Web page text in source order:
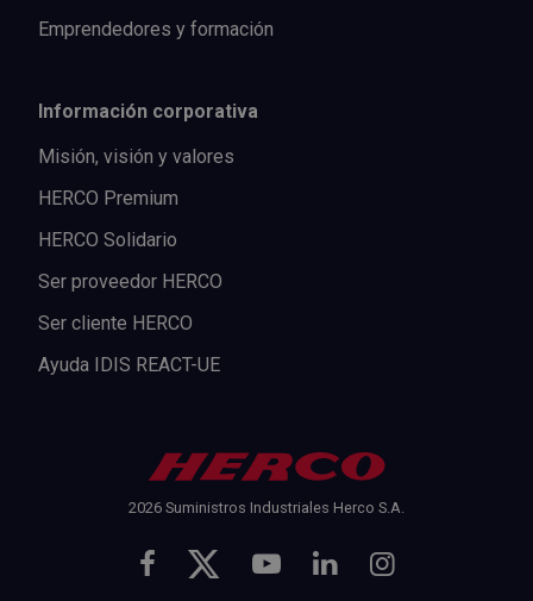
Emprendedores y formación
Información corporativa
Misión, visión y valores
HERCO Premium
HERCO Solidario
Ser proveedor HERCO
Ser cliente HERCO
Ayuda IDIS REACT-UE
2026 Suministros Industriales Herco S.A.